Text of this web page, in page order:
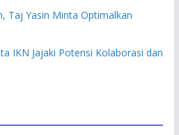
Taj Yasin Minta Optimalkan
IKN Jajaki Potensi Kolaborasi dan